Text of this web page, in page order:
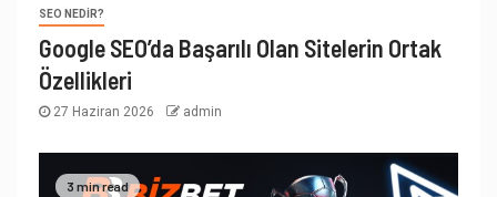
SEO NEDIR?
Google SEO’da Başarılı Olan Sitelerin Ortak
Özellikleri
27 Haziran 2026 admin
3 min read